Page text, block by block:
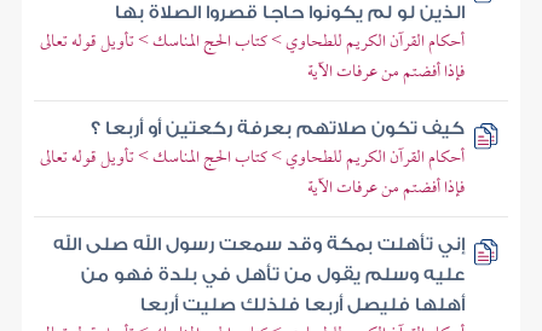
الذين لو لم يكونوا حاجا قصروا الصلاة بها
أحكام القرآن الكريم للطحاوي > كتاب الحج المناسك > تأويل قوله تعالى
فإذا أفضتم من عرفات الآية
كيف تكون صلاتهم بعرفة ركعتين أو أربعا ؟
أحكام القرآن الكريم للطحاوي > كتاب الحج المناسك > تأويل قوله تعالى
فإذا أفضتم من عرفات الآية
إني تأهلت بمكة وقد سمعت رسول الله صلى الله
عليه وسلم يقول من تأهل في بلدة فهو من
أهلها فليصل أربعا فلذلك صليت أربعا